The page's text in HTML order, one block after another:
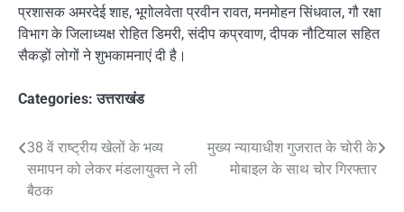
प्रशासक अमरदेई शाह, भूगोलवेता प्रवीन रावत, मनमोहन सिंधवाल, गौ रक्षा
विभाग के जिलाध्यक्ष रोहित डिमरी, संदीप कप्रवाण, दीपक नौटियाल सहित
सैकड़ों लोगों ने शुभकामनाएं दी है।
Categories:उत्तराखंड
Post
navigation
38 वें राष्ट्रीय खेलों के भव्य
समापन को लेकर मंडलायुक्त ने ली
बैठक
मुख्य न्यायाधीश गुजरात के चोरी के
मोबाइल के साथ चोर गिरफ्तार